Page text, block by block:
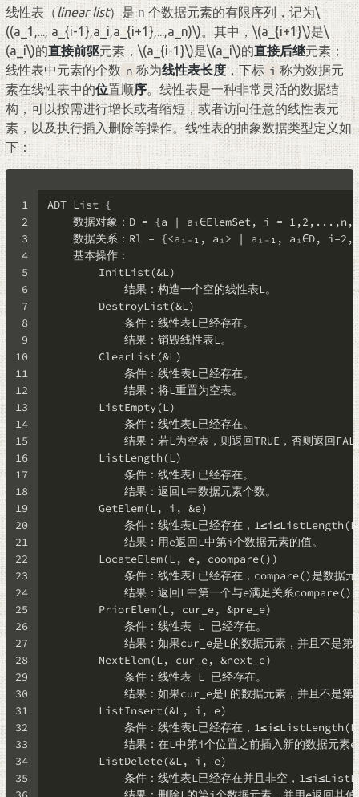
线性表（linear list）是 n 个数据元素的有限序列，记为\
((a_1,..., a_{i-1},a_i,a_{i+1},...,a_n)\)。其中， \(a_{i+1}\)是\
(a_i\)的直接前驱元素，\(a_{i-1}\)是\(a_i\)的直接后继元素；
线性表中元素的个数 n 称为线性表长度，下标 i 称为数据元
素在线性表中的位置顺序。线性表是一种非常灵活的数据结
构，可以按需进行增长或者缩短，或者访问任意的线性表元
素，以及执行插入删除等操作。线性表的抽象数据类型定义如
下：
1
2
3
4
5
6
7
8
9
10
11
12
13
14
15
16
17
18
19
20
21
22
23
24
25
26
27
28
29
30
31
32
33
34
35
ADT List {
数据对象：D = {a | aᵢ∈ElemSet, i = 1,2,...,n,
数据关系：Rl = {<aᵢ₋₁, aᵢ> | aᵢ₋₁, aᵢ∈D,
    基本操作：
        InitList(&L)
            结果：构造一个空的线性表L。
        DestroyList(&L)
            条件：线性表L已经存在。
            结果：销毁线性表L。
        ClearList(&L)
            条件：线性表L已经存在。
            结果：将L重置为空表。
        ListEmpty(L)
            条件：线性表L已经存在。
结果：若L为空表，则返回TRUE，否则返回
        ListLength(L)
            条件：线性表L已经存在。
            结果：返回L中数据元素个数。
        GetElem(L, i, &e)
条件：线性表L已经存在，
            结果：用e返回L中第i个数据元素的值。
        LocateElem(L, e, coompare())
条件：线性表L已经存在，compare()是数据元
结果：返回L中第一个与e满足关系compare()
        PriorElem(L, cur_e, &pre_e)
            条件：线性表 L 已经存在。
结果：如果cur_e是L的数据元素，并且不是
        NextElem(L, cur_e, &next_e)
            条件：线性表 L 已经存在。
结果：如果cur_e是L的数据元素，并且不是
        ListInsert(&L, i, e)
条件：线性表L已经存在，
结果：在L中第i个位置之前插入新的数据元素
        ListDelete(&L, i, e)
条件：线性表L已经存在并且非空，